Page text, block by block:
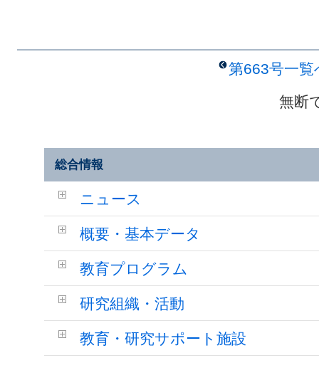
第663号一覧
無断
総合情報
ニュース
概要・基本データ
教育プログラム
研究組織・活動
教育・研究サポート施設